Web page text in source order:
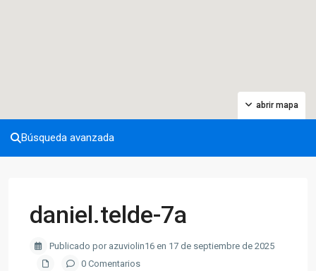
abrir mapa
Búsqueda avanzada
daniel.telde-7a
Publicado por azuviolin16 en 17 de septiembre de 2025
0 Comentarios